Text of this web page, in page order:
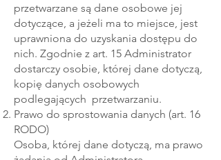
przetwarzane są dane osobowe jej
dotyczące, a jeżeli ma to miejsce, jest
uprawniona do uzyskania dostępu do
nich. Zgodnie z art. 15 Administrator
dostarczy osobie, której dane dotyczą,
kopię danych osobowych
podlegających przetwarzaniu.
Prawo do sprostowania danych (art. 16
RODO)
Osoba, której dane dotyczą, ma prawo